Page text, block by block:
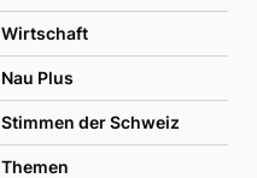
Wirtschaft
Nau Plus
Stimmen der Schweiz
Themen